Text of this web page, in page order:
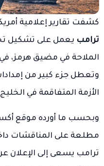
كشفت تقارير إعلامية
ترامب يعمل على تشكيل
الملاحة في مضيق هرمز،
وتعطل جزء كبير من
الأزمة المتفاقمة في
وبحسب ما أورده موقع
مطلعة على المناقشات داخل
ترامب يسعى إلى الإعلان